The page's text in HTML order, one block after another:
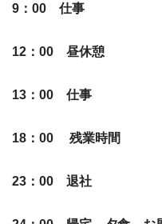
9：00 仕事
12：00 昼休憩
13：00 仕事
18：00 残業時間
23：00 退社